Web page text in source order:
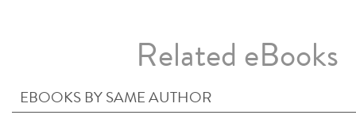
Related eBooks
EBOOKS BY SAME AUTHOR